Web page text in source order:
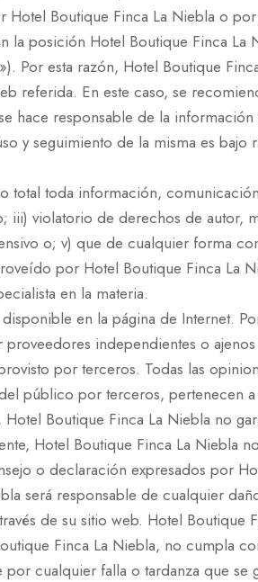
Boutique Finca La Niebla o
la posición Hotel Boutique Finca La
Por esta razón, Hotel Boutique
referida. En este caso, se
hace responsable de la
y seguimiento de la misma es bajo
total toda información,
iii) violatorio de derechos de autor,
o; v) que de cualquier forma
por Hotel Boutique Finca La
en la materia.
en la página de Internet.
independientes o
por terceros. Todas las
público por terceros, pertenecen
Boutique Finca La Niebla no
Hotel Boutique Finca La Niebla
o declaración expresados por
será responsable de cualquier
de su sitio web. Hotel Boutique
Finca La Niebla, no cumpla
cualquier falla o tardanza que se